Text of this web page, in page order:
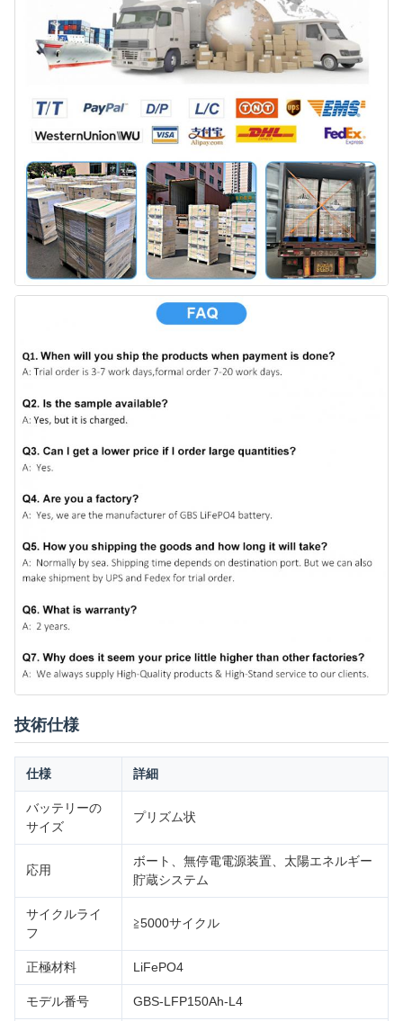
技術仕様
仕様 詳細
バッテリーの
サイズ
プリズム状
応用
ボート、無停電電源装置、太陽エネルギー
貯蔵システム
サイクルライ
フ
≧5000サイクル
正極材料 LiFePO4
モデル番号 GBS-LFP150Ah-L4